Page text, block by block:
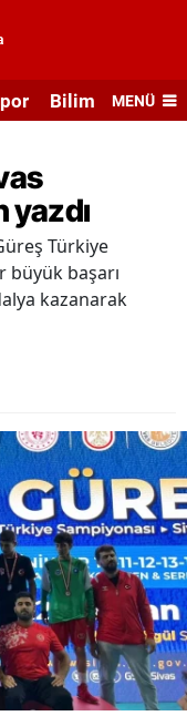
Bilim veMENÜ
yazdı
Türkiye
büyük başarı
kazanarak